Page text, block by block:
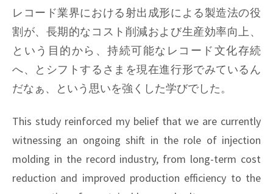
レコード業界における射出成形による製造法の役
割が、長期的なコスト削減および生産効率向上、
という目的から、持続可能なレコード文化存続
へ、とシフトするさまを現在進行形でみているん
だなぁ、という思いを強くした学びでした。
This study reinforced my belief that we are currently
witnessing an ongoing shift in the role of injection
molding in the record industry, from long-term cost
reduction and improved production efficiency to the